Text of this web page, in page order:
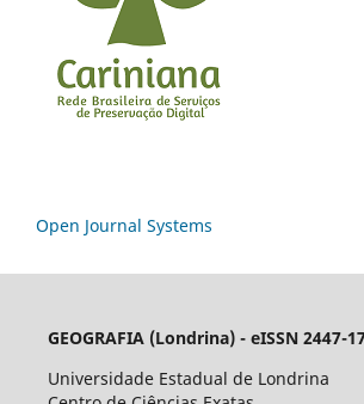
Open Journal Systems
GEOGRAFIA (Londrina) - eISSN 2447-
Universidade Estadual de Londrina